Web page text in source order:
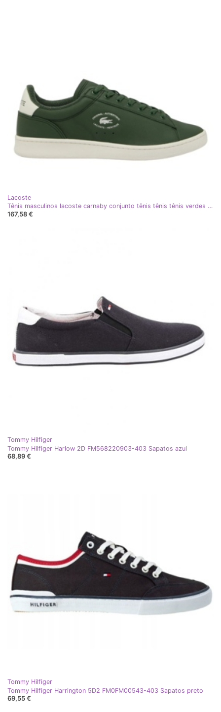
Lacoste
Tênis masculinos lacoste carnaby conjunto tênis tênis tênis verdes tênis verdes (748SMA00121X3)
167,58 €
Tommy Hilfiger
Tommy Hilfiger Harlow 2D FM568220903-403 Sapatos azul
68,89 €
Tommy Hilfiger
Tommy Hilfiger Harrington 5D2 FM0FM00543-403 Sapatos preto
69,55 €